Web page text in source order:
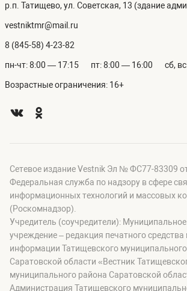
р.п. Татищево, ул. Советская, 13 (здание
vestniktmr@mail.ru
8 (845-58) 4-23-82
пн-чт: 8:00 — 17:15 пт: 8:00 — 16:00 сб,
Возрастные ограничения: 16+
Сетевое издание Vestnik Эл № ФС77-83309
Федеральная служба по надзору в сфере
информационных технологий и массовых
(Роскомнадзор).
Учредитель (соучредители):
учреждение – редакция печатного средства
информации Татищевского
Саратовской области «Вестник
муниципального района Саратовской
Администрация Татищевского